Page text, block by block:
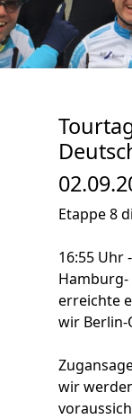
Etappe 8
16:55 Uhr
erreichte
wir
wir